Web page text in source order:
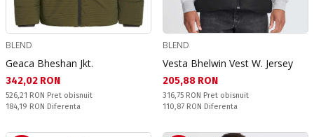
BLEND
Geaca Bheshan Jkt.
Текуща цена:
342,02 RON
Pret obisnuit:
526,21 RON Pret obisnuit
Спестявате:
184,19 RON Diferenta
BLEND
Vesta Bhelwin Vest W. Jersey
Текуща цена:
205,88 RON
Pret obisnuit:
316,75 RON Pret obisnuit
Спестявате:
110,87 RON Diferenta